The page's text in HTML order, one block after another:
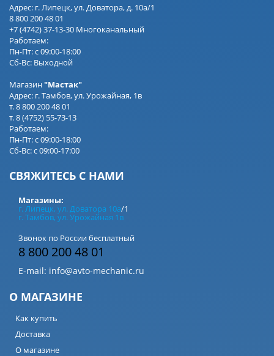
Адрес: г. Липецк, ул. Доватора, д. 10а/1
8 800 200 48 01
+7 (4742) 37-13-30 Многоканальный
Работаем:
Пн-Пт: с 09:00-18:00
Сб-Вс: Выходной
Магазин"Мастак"
Адрес: г. Тамбов, ул. Урожайная, 1в
т. 8 800 200 48 01
т. 8 (4752) 55-73-13
Работаем:
Пн-Пт: с 09:00-18:00
Сб-Вс: с 09:00-17:00
СВЯЖИТЕСЬ С НАМИ
Магазины:
г. Липецк, ул. Доватора 10а/1
г. Тамбов, ул. Урожайная 1в
Звонок по России бесплатный
8 800 200 48 01
E-mail: info@avto-mechanic.ru
О МАГАЗИНЕ
Как купить
Доставка
О магазине